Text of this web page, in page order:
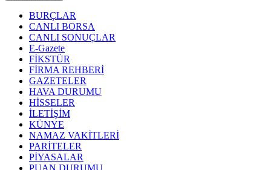
BURÇLAR
CANLI BORSA
CANLI SONUÇLAR
E-Gazete
FİKSTÜR
FİRMA REHBERİ
GAZETELER
HAVA DURUMU
HİSSELER
İLETİŞİM
KÜNYE
NAMAZ VAKİTLERİ
PARİTELER
PİYASALAR